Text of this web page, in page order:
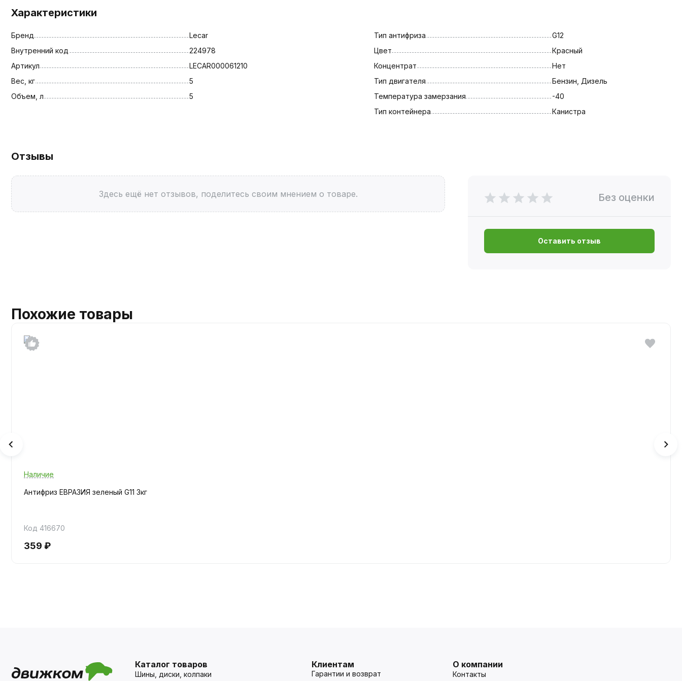
Характеристики
Бренд
Lecar
Внутренний код
224978
Артикул
LECAR000061210
Вес, кг
5
Объем, л
5
Тип антифриза
G12
Цвет
Красный
Концентрат
Нет
Тип двигателя
Бензин, Дизель
Температура замерзания
-40
Тип контейнера
Канистра
Отзывы
Здесь ещё нет отзывов, поделитесь своим мнением о товаре. Без оценки
Оставить отзыв
Похожие товары
Наличие
Антифриз ЕВРАЗИЯ зеленый G11 3кг
Код 416670
359 ₽
Каталог товаров
Шины, диски, колпаки
Клиентам
Гарантии и возврат
О компании
Контакты